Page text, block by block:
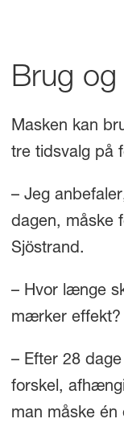
Brug og
Masken kan
tre tidsvalg på
– Jeg
dagen, måske
Sjöstrand.
– Hvor længe
mærker effekt?
– Efter 28
forskel,
man måske én